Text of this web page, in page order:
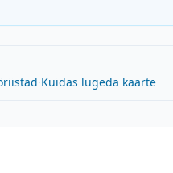
·Kuidas lugeda kaarte